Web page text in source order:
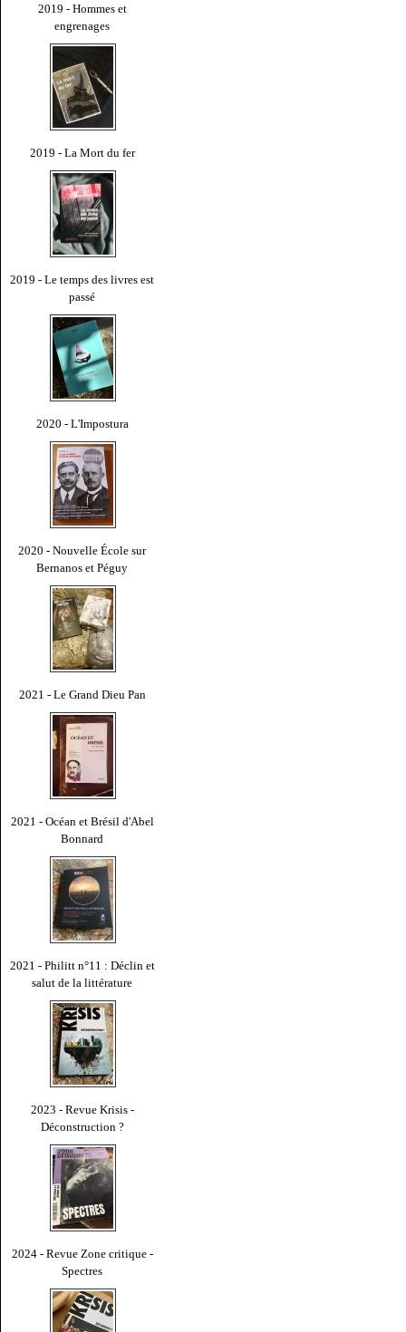
2019 - Hommes et
engrenages
2019 - La Mort du fer
2019 - Le temps des livres est
passé
2020 - L'Impostura
2020 - Nouvelle École sur
Bernanos et Péguy
2021 - Le Grand Dieu Pan
2021 - Océan et Brésil d'Abel
Bonnard
2021 - Philitt n°11 : Déclin et
salut de la littérature
2023 - Revue Krisis -
Déconstruction ?
2024 - Revue Zone critique -
Spectres